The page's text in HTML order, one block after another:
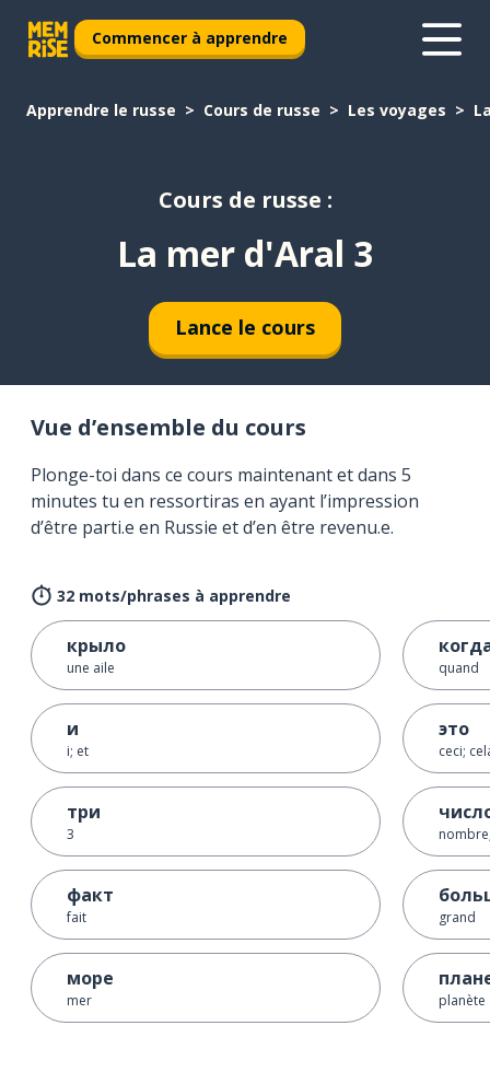
Commencer à apprendre
Apprendre le russe Cours de russe Les voyages
Cours de russe :
La mer d'Aral 3
Lance le cours
Vue d’ensemble du cours
Plonge-toi dans ce cours maintenant et dans 5
minutes tu en ressortiras en ayant l’impression
d’être parti.e en Russie et d’en être revenu.e.
32 mots/phrases à apprendre
крыло
une aile
и
i; et
три
3
факт
fait
море
mer
quand
это
ceci;
grand
planète